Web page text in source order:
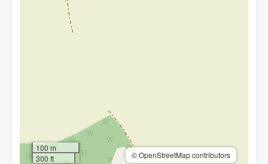
100 m
300 ft
© OpenStreetMap contributors